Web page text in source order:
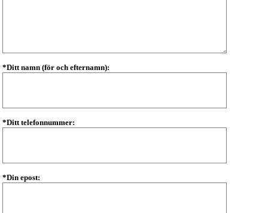
*Ditt namn (för och efternamn):
*Ditt telefonnummer:
*Din epost: